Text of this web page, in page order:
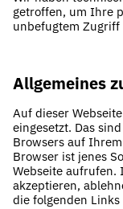
getroffen, um Ihre
unbefugtem
Allgemeines
Auf dieser
eingesetzt. Das
Browsers auf
Browser ist jenes
Webseite aufrufen.
akzeptieren,
die folgenden